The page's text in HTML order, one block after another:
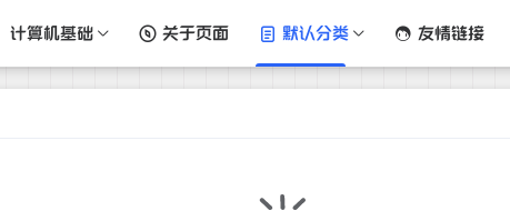
计算机基础 关于页面 默认分类 友情链接